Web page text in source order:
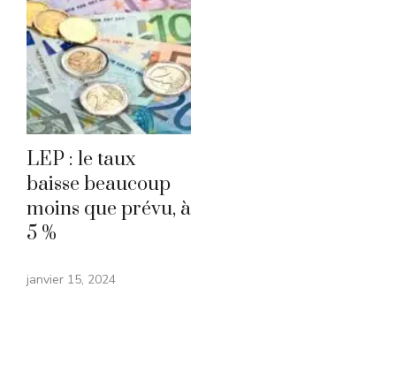
LEP : le taux
baisse beaucoup
moins que prévu, à
5 %
janvier 15, 2024